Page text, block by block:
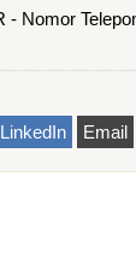
Nomor
LinkedIn Email